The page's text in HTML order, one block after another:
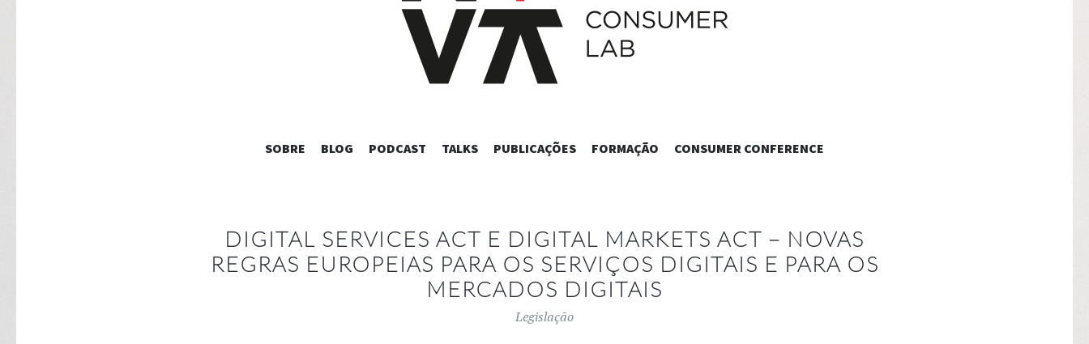
SKIP
SOBRE BLOG PODCAST TALKS PUBLICAÇÕES FORMAÇÃO CONSUMER CONFERENCE
DIGITAL SERVICES ACT E DIGITAL MARKETS ACT – NOVAS
REGRAS EUROPEIAS PARA OS SERVIÇOS DIGITAIS E PARA OS
MERCADOS DIGITAIS
Legislação